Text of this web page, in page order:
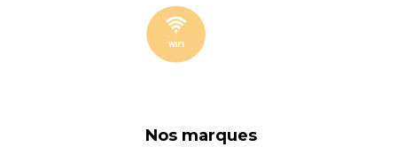
Nos marques